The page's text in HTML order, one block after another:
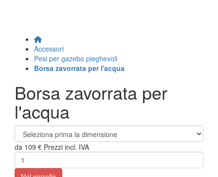
Accessori
Pesi per gazebo pieghevoli
Borsa zavorrata per l'acqua
Borsa zavorrata per
l'acqua
da 109 € Prezzi incl. IVA